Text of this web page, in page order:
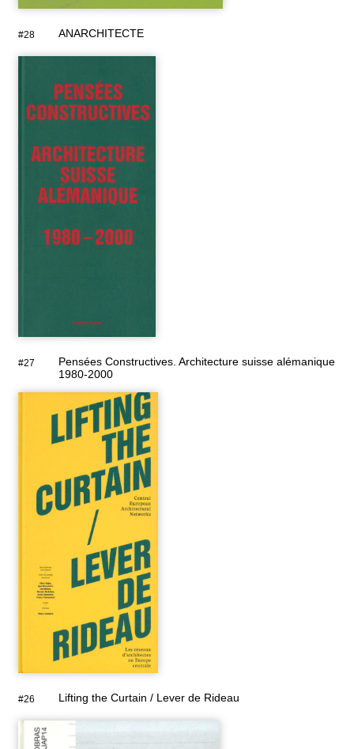
#28 ANARCHITECTE
#27
Pensées Constructives. Architecture suisse alémanique
1980-2000
#26 Lifting the Curtain / Lever de Rideau